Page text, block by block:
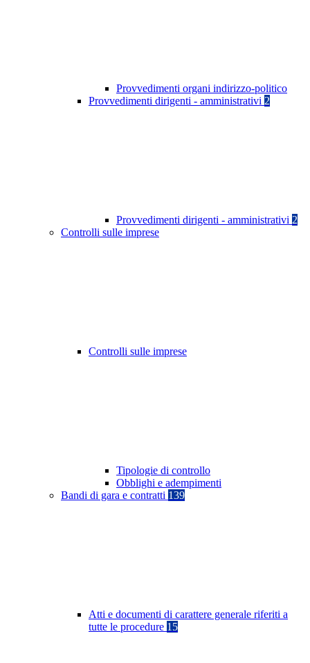
Provvedimenti organi indirizzo-politico
Provvedimenti dirigenti - amministrativi 2
Provvedimenti dirigenti - amministrativi 2
Controlli sulle imprese
Controlli sulle imprese
Tipologie di controllo
Obblighi e adempimenti
Bandi di gara e contratti 139
Atti e documenti di carattere generale riferiti a
tutte le procedure 15